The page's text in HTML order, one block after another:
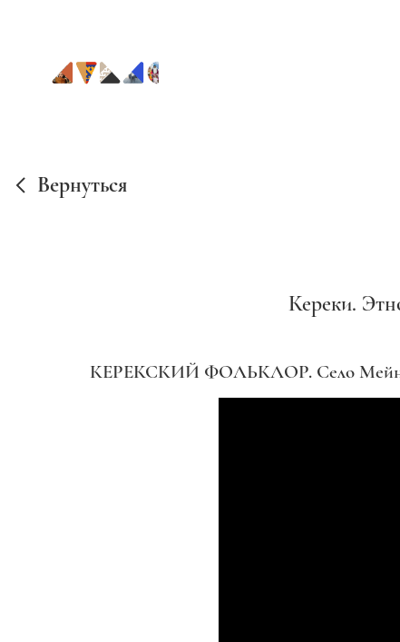
Вернуться
Кереки.
КЕРЕКСКИЙ ФОЛЬКЛОР. Село